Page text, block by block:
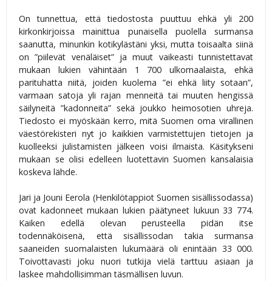
On tunnettua, että tiedostosta puuttuu ehkä yli 200
kirkonkirjoissa mainittua punaisella puolella surmansa
saanutta, minunkin kotikylästäni yksi, mutta toisaalta siinä
on ”piilevät venäläiset” ja muut vaikeasti tunnistettavat
mukaan lukien vähintään 1 700 ulkomaalaista, ehkä
parituhatta niitä, joiden kuolema ”ei ehkä liity sotaan”,
varmaan satoja yli rajan menneitä tai muuten hengissä
säilyneitä ”kadonneita” sekä joukko heimosotien uhreja.
Tiedosto ei myöskään kerro, mitä Suomen oma virallinen
väestörekisteri nyt jo kaikkien varmistettujen tietojen ja
kuolleeksi julistamisten jälkeen voisi ilmaista. Käsitykseni
mukaan se olisi edelleen luotettavin Suomen kansalaisia
koskeva lähde.
Jari ja Jouni Eerola (Henkilötappiot Suomen sisällissodassa)
ovat kadonneet mukaan lukien päätyneet lukuun 33 774.
Kaiken edellä olevan perusteella pidän itse
todennäköisenä, että sisällissodan takia surmansa
saaneiden suomalaisten lukumäärä oli enintään 33 000.
Toivottavasti joku nuori tutkija vielä tarttuu asiaan ja
laskee mahdollisimman täsmällisen luvun.